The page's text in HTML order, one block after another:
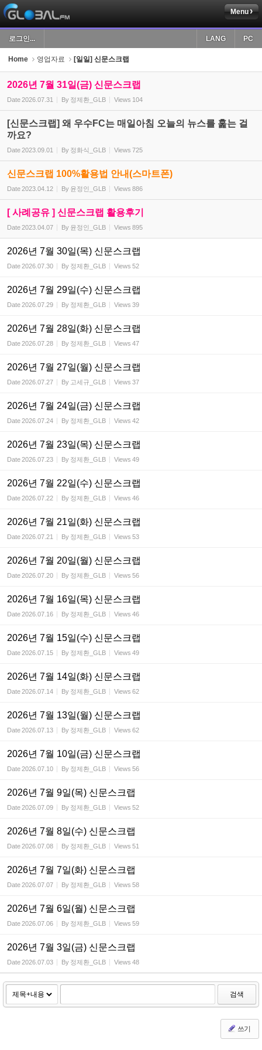
Menu
로그인... PC
LANG
Home 영업자료 [일일] 신문스크랩
2026년 7월 31일(금) 신문스크랩
Date2026.07.31 By 정제환_GLB Views 104
[신문스크랩] 왜 우수FC는 매일아침 오늘의 뉴스를 훑는 걸
까요?
Date2023.09.01 By 정화식_GLB Views 725
신문스크랩 100%활용법 안내(스마트폰)
Date2023.04.12 By 윤정인_GLB Views 886
[ 사례공유 ] 신문스크랩 활용후기
Date2023.04.07 By 윤정인_GLB Views 895
2026년 7월 30일(목) 신문스크랩
Date2026.07.30 By 정제환_GLB Views 52
2026년 7월 29일(수) 신문스크랩
Date2026.07.29 By 정제환_GLB Views 39
2026년 7월 28일(화) 신문스크랩
Date2026.07.28 By 정제환_GLB Views 47
2026년 7월 27일(월) 신문스크랩
Date2026.07.27 By 고세규_GLB Views 37
2026년 7월 24일(금) 신문스크랩
Date2026.07.24 By 정제환_GLB Views 42
2026년 7월 23일(목) 신문스크랩
Date2026.07.23 By 정제환_GLB Views 49
2026년 7월 22일(수) 신문스크랩
Date2026.07.22 By 정제환_GLB Views 46
2026년 7월 21일(화) 신문스크랩
Date2026.07.21 By 정제환_GLB Views 53
2026년 7월 20일(월) 신문스크랩
Date2026.07.20 By 정제환_GLB Views 56
2026년 7월 16일(목) 신문스크랩
Date2026.07.16 By 정제환_GLB Views 46
2026년 7월 15일(수) 신문스크랩
Date2026.07.15 By 정제환_GLB Views 49
2026년 7월 14일(화) 신문스크랩
Date2026.07.14 By 정제환_GLB Views 62
2026년 7월 13일(월) 신문스크랩
Date2026.07.13 By 정제환_GLB Views 62
2026년 7월 10일(금) 신문스크랩
Date2026.07.10 By 정제환_GLB Views 56
2026년 7월 9일(목) 신문스크랩
Date2026.07.09 By 정제환_GLB Views 52
2026년 7월 8일(수) 신문스크랩
Date2026.07.08 By 정제환_GLB Views 51
2026년 7월 7일(화) 신문스크랩
Date2026.07.07 By 정제환_GLB Views 58
2026년 7월 6일(월) 신문스크랩
Date2026.07.06 By 정제환_GLB Views 59
2026년 7월 3일(금) 신문스크랩
Date2026.07.03 By 정제환_GLB Views 48
검색
쓰기
Sketchbook5, 스케치북5
Sketchbook5, 스케치북5